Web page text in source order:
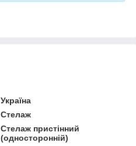
Україна
Стелаж
Стелаж пристінний
(односторонній)